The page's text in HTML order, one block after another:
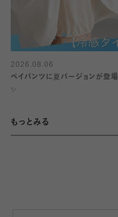
2026.08.06
ペイパンツに夏バージョンが登場
もっとみる